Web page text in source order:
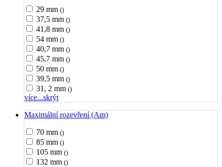
29 mm ()
37,5 mm ()
41,8 mm ()
54 mm ()
40,7 mm ()
45,7 mm ()
50 mm ()
39,5 mm ()
31, 2 mm ()
více...skrýt
Maximální rozevření (Am)
70 mm ()
85 mm ()
105 mm ()
132 mm ()